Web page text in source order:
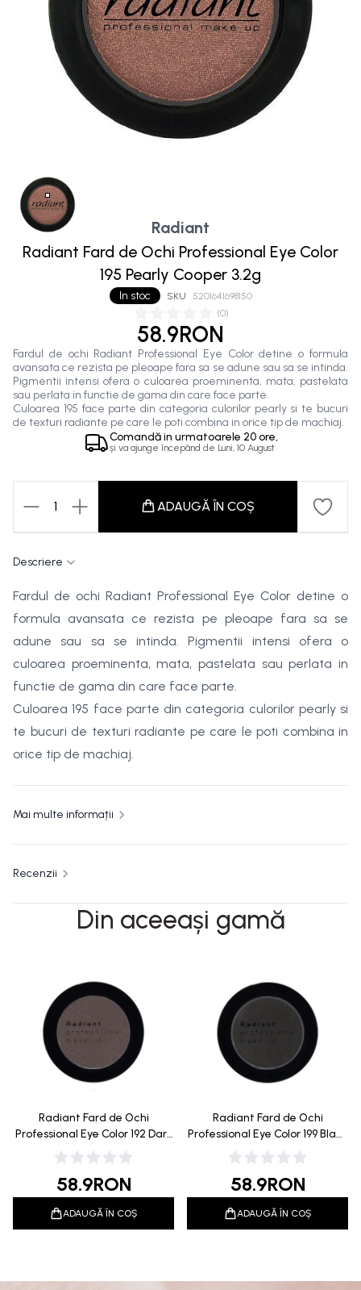
(0)
In stoc SKU 5201641698150
Radiant
Radiant Fard de Ochi Professional Eye Color
195 Pearly Cooper 3.2g
58.9RON
Fardul de ochi Radiant Professional Eye Color detine o formula
avansata ce rezista pe pleoape fara sa se adune sau sa se intinda.
Pigmentii intensi ofera o culoarea proeminenta, mata, pastelata
sau perlata in functie de gama din care face parte.
Culoarea 195 face parte din categoria culorilor pearly si te bucuri
de texturi radiante pe care le poti combina in orice tip de machiaj.
Comandă in urmatoarele 20 ore,
și va ajunge începând de Luni, 10 August
1 ADAUGĂ ÎN COȘ
Descriere
Fardul de ochi Radiant Professional Eye Color detine o
formula avansata ce rezista pe pleoape fara sa se
adune sau sa se intinda. Pigmentii intensi ofera o
culoarea proeminenta, mata, pastelata sau perlata in
functie de gama din care face parte.
Culoarea 195 face parte din categoria culorilor pearly si
te bucuri de texturi radiante pe care le poti combina in
orice tip de machiaj.
Mai multe informații
Recenzii
Din aceeași gamă
Radiant Fard de Ochi
Professional Eye Color 192 Dark
Chocolate 3.2g
58.9RON
ADAUGĂ ÎN COȘ
Radiant Fard de Ochi
Professional Eye Color 199 Black
3.2g
58.9RON
ADAUGĂ ÎN COȘ